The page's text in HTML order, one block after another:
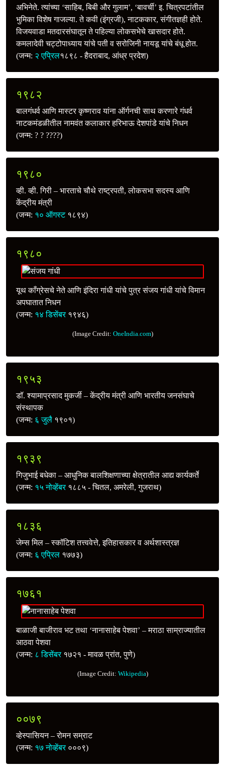
अभिनेते. त्यांच्या ‘साहिब, बिबी और गुलाम’, ‘बावर्ची’ इ. चित्रपटांतील
भुमिका विशेष गाजल्या. ते कवी (इंग्रजी), नाटककार, संगीतज्ञही होते.
विजयवाडा मतदारसंघातून ते पहिल्या लोकसभेचे खासदार होते.
कमलादेवी चट्टोपाध्याय यांचे पती व सरोजिनी नायडू यांचे बंधू होत.
(जन्म: २ एप्रिल१८९८ - हैदराबाद, आंध्र प्रदेश)
१९८२
बालगंधर्व आणि मास्टर कृष्णराव यांना ऑर्गनची साथ करणारे गंधर्व
नाटकमंडळीतील नामवंत कलाकार हरिभाऊ देशपांडे यांचे निधन
(जन्म: ? ? ????)
१९८०
व्ही. व्ही. गिरी – भारताचे चौथे राष्ट्रपती, लोकसभा सदस्य आणि
केंद्रीय मंत्री
(जन्म: १० ऑगस्ट१८९४)
१९८०
यूथ काँग्रेसचे नेते आणि इंदिरा गांधी यांचे पुत्र संजय गांधी यांचे विमान
अपघातात निधन
(जन्म: १४ डिसेंबर१९४६)
(Image Credit: OneIndia.com)
१९५३
डॉ. श्यामाप्रसाद मुकर्जी – केंद्रीय मंत्री आणि भारतीय जनसंघाचे
संस्थापक
(जन्म: ६ जुलै १९०१)
१९३९
गिजुभाई बधेका – आधुनिक बालशिक्षणाच्या क्षेत्रातील आद्य कार्यकर्ते
(जन्म: १५ नोव्हेंबर१८८५ - चितल, अमरेली, गुजराथ)
१८३६
जेम्स मिल – स्कॉटिश तत्त्ववेत्ते, इतिहासकार व अर्थशास्त्रज्ञ
(जन्म: ६ एप्रिल १७७३)
१७६१
बाळाजी बाजीराव भट तथा ‘नानासाहेब पेशवा’ – मराठा साम्राज्यातील
आठवा पेशवा
(जन्म: ८ डिसेंबर१७२१ - मावळ प्रांत, पुणे)
(Image Credit: Wikipedia)
००७९
व्हेस्पासियन – रोमन सम्राट
(जन्म: १७ नोव्हेंबर०००९)